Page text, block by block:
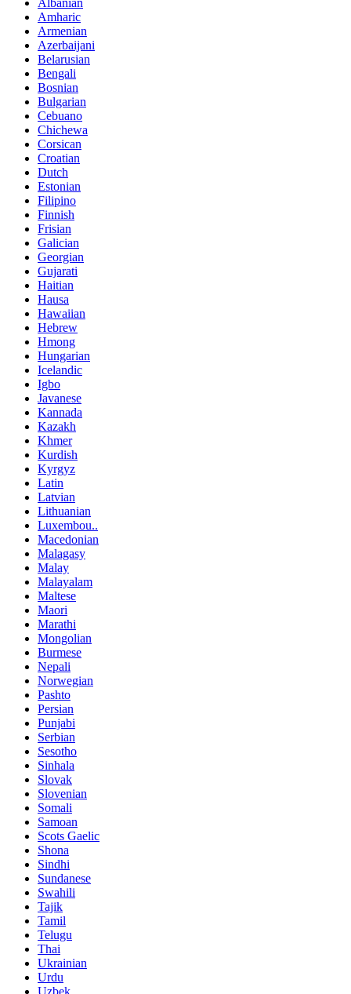
Amharic
Armenian
Azerbaijani
Belarusian
Bengali
Bosnian
Bulgarian
Cebuano
Chichewa
Corsican
Croatian
Dutch
Estonian
Filipino
Finnish
Frisian
Galician
Georgian
Gujarati
Haitian
Hausa
Hawaiian
Hebrew
Hmong
Hungarian
Icelandic
Igbo
Javanese
Kannada
Kazakh
Khmer
Kurdish
Kyrgyz
Latin
Latvian
Lithuanian
Luxembou..
Macedonian
Malagasy
Malay
Malayalam
Maltese
Maori
Marathi
Mongolian
Burmese
Nepali
Norwegian
Pashto
Persian
Punjabi
Serbian
Sesotho
Sinhala
Slovak
Slovenian
Somali
Samoan
Scots Gaelic
Shona
Sindhi
Sundanese
Swahili
Tajik
Tamil
Telugu
Thai
Ukrainian
Urdu
Uzbek